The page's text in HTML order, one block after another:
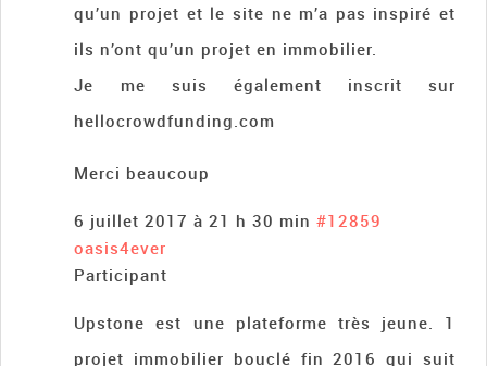
qu’un projet et le site ne m’a pas inspiré et
ils n’ont qu’un projet en immobilier.
Je me suis également inscrit sur
hellocrowdfunding.com
Merci beaucoup
6 juillet 2017 à 21 h 30 min #12859
oasis4ever
Participant
Upstone est une plateforme très jeune. 1
projet immobilier bouclé fin 2016 qui suit